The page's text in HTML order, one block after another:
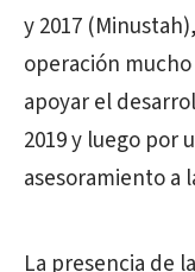
y 2017
operación
apoyar el
2019 y luego por
asesoramiento a
La presencia de